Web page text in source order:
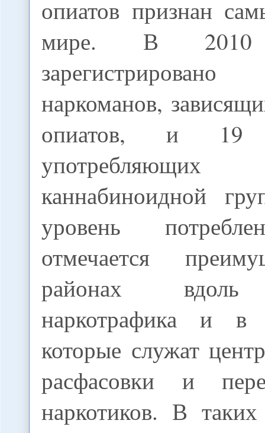
опиатов признан
мире. В
наркоманов,
опиатов, и 19
употребляющих
каннабиноидной
уровень
отмечается
районах вдоль
наркотрафика и в
которые служат
расфасовки и
наркотиков. В